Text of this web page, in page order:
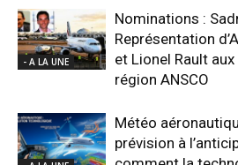
- A LA UNE
Nominations :
Représentation
et Lionel Rault
région ANSCO
Météo
prévision à